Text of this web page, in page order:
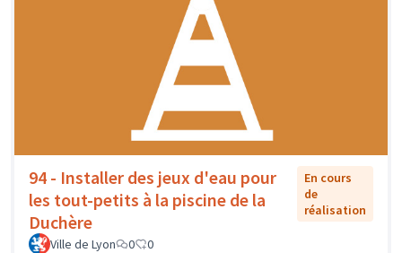
94 - Installer des jeux d'eau pour
les tout-petits à la piscine de la
Duchère
En cours
de
réalisation
Ville de Lyon 0 0